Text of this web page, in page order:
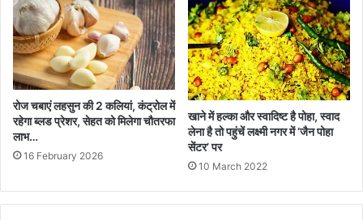
रोज चबाएं लहसुन की 2 कलियां, कंट्रोल में
रहेगा ब्लड प्रेशर, सेहत को मिलेगा चौतरफा
लाभ…
16 February 2026
खाने में हल्का और स्वादिष्ट है पोहा, स्वाद
लेना है तो पहुंचें लक्ष्मी नगर में ‘जैन पोहा
सेंटर’ पर
10 March 2022